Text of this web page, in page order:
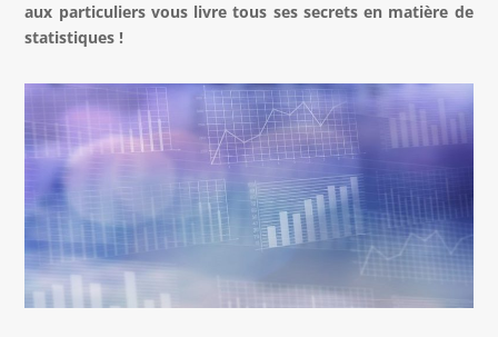
aux particuliers vous livre tous ses secrets en matière de
statistiques !